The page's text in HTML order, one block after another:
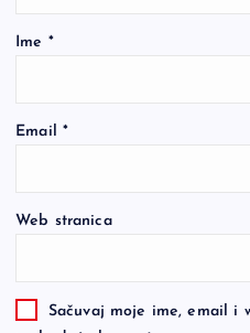
Ime *
Email *
Web stranica
Sačuvaj moje ime, email i